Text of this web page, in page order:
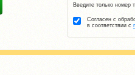
Введите только номер
Согласен с
в соответствии с